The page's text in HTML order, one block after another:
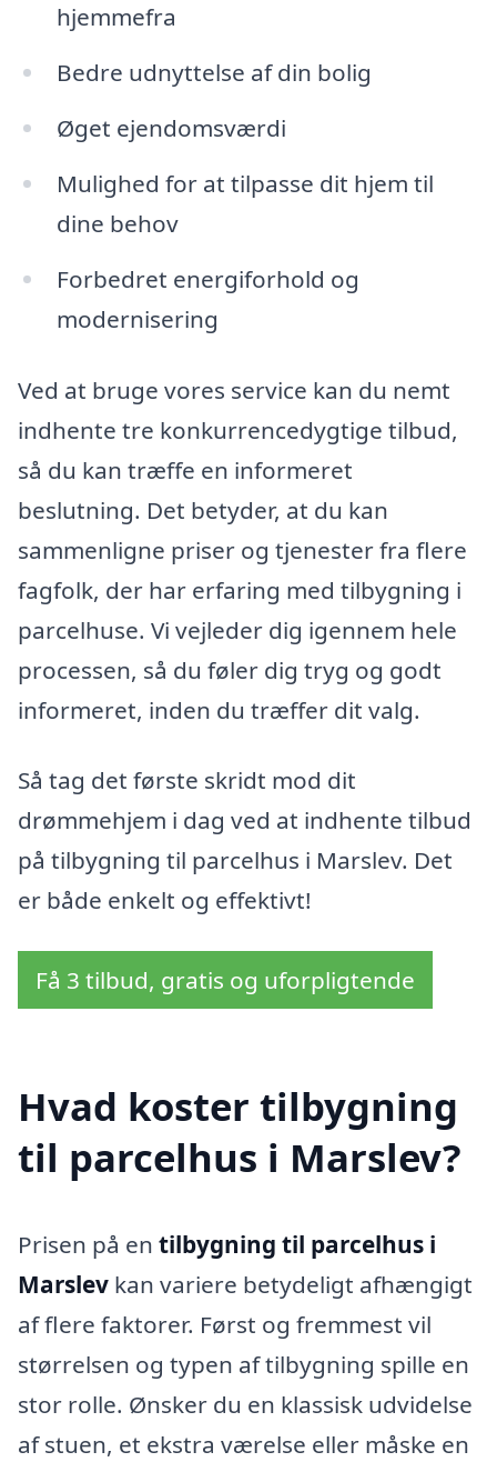
hjemmefra
Bedre udnyttelse af din bolig
Øget ejendomsværdi
Mulighed for at tilpasse dit hjem til
dine behov
Forbedret energiforhold og
modernisering
Ved at bruge vores service kan du nemt
indhente tre konkurrencedygtige tilbud,
så du kan træffe en informeret
beslutning. Det betyder, at du kan
sammenligne priser og tjenester fra flere
fagfolk, der har erfaring med tilbygning i
parcelhuse. Vi vejleder dig igennem hele
processen, så du føler dig tryg og godt
informeret, inden du træffer dit valg.
Så tag det første skridt mod dit
drømmehjem i dag ved at indhente tilbud
på tilbygning til parcelhus i Marslev. Det
er både enkelt og effektivt!
Få 3 tilbud, gratis og uforpligtende
Hvad koster tilbygning
til parcelhus i Marslev?
Prisen på en tilbygning til parcelhus i
Marslev kan variere betydeligt afhængigt
af flere faktorer. Først og fremmest vil
størrelsen og typen af tilbygning spille en
stor rolle. Ønsker du en klassisk udvidelse
af stuen, et ekstra værelse eller måske en